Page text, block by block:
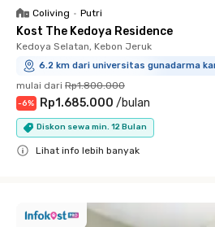
Coliving • Putri
Kost The Kedoya Residence
Kedoya Selatan, Kebon Jeruk
6.2 km dari universitas gunadarma
mulai dari Rp1.800.000
-6% Rp1.685.000 /bulan
Diskon sewa min. 12 Bulan
Lihat info lebih banyak